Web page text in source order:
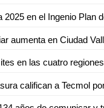
en las cuatro regiones